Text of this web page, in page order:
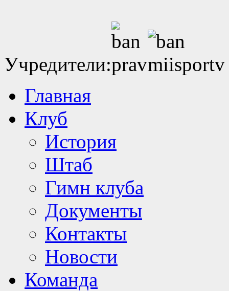
Учредители:
Главная
Клуб
История
Штаб
Гимн клуба
Документы
Контакты
Новости
Команда